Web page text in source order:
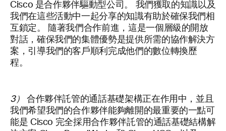
Cisco 是合作夥伴驅動型公司。 我們獲取的知識以及
我們在這些活動中一起分享的知識有助於確保我們相
互鎖定。 隨著我們合作前進，這是一個層級的開放
對話，確保我們的集體優勢是提供所需的協作解決方
案，引導我們的客戶順利完成他們的數位轉換歷
程。
3） 合作夥伴託管的通話基礎架構正在作用中，並且
我們希望我們的合作夥伴能夠離開的最重要的一點可
能是 Cisco 完全採用合作夥伴託管的通話基礎結構解